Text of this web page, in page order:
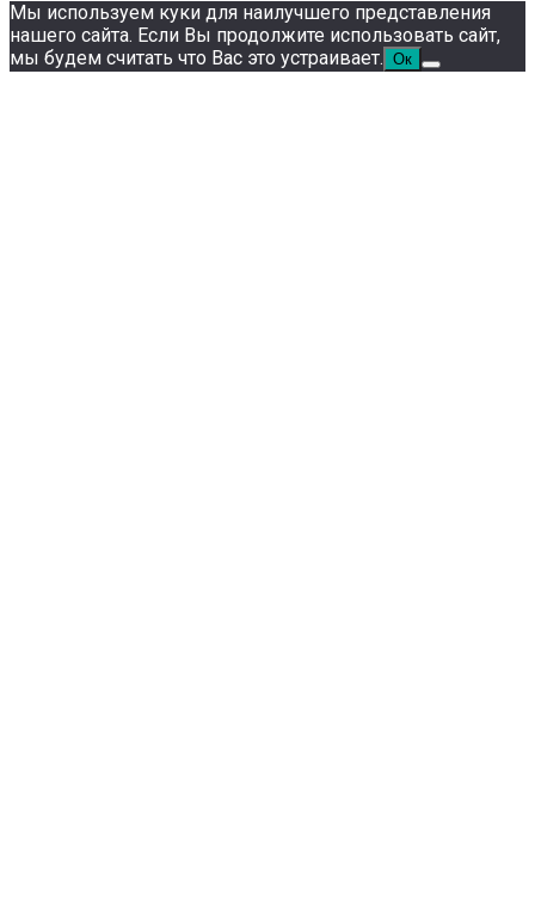
Мы используем куки для наилучшего представления
нашего сайта. Если Вы продолжите использовать сайт,
мы будем считать что Вас это устраивает. Ок